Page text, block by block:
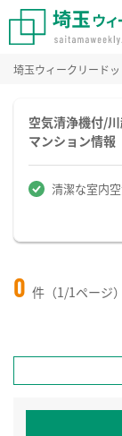
埼玉ウィークリード
空気清浄機付/
マンション情報
清潔な室内
0 件（1/1ページ）